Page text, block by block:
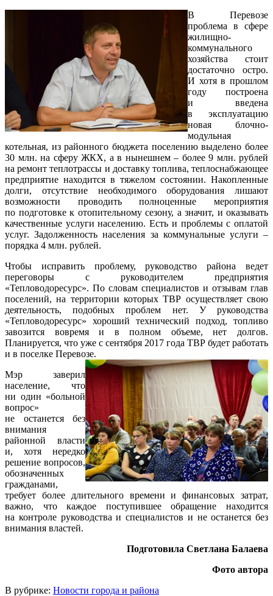
В Перевозе
проблема в сфере
жилищно-
коммунального
хозяйства стоит
достаточно остро.
И хотя в прошлом
году построена
и введена
в эксплуатацию
новая блочно-
модульная
котельная, из районного бюджета поселению выделено более
30 млн. на сферу ЖКХ, а в нынешнем – более 9 млн. рублей
на ремонт теплотрассы и доставку топлива, теплоснабжающее
предприятие находится в тяжелом состоянии. Накопленные
долги, отсутствие необходимого оборудования лишают
возможности проводить полноценные мероприятия
по подготовке к отопительному сезону, а значит, и оказывать
качественные услуги населению. Есть и проблемы с оплатой
услуг. Задолженность населения за коммунальные услуги –
порядка 4 млн. рублей.
Чтобы исправить проблему, руководство района ведет
переговоры с руководителем предприятия
«Тепловодоресурс». По словам специалистов и отзывам глав
поселений, на территории которых ТВР осуществляет свою
деятельность, подобных проблем нет. У руководства
«Тепловодоресурс» хороший технический подход, топливо
завозится вовремя и в полном объеме, нет долгов.
Планируется, что уже с сентября 2017 года ТВР будет работать
и в поселке Перевозе.
Мэр заверил
население, что
ни один «больной
вопрос»
не останется без
внимания
районной власти
и, хотя нередко
решение вопросов,
обозначенных
гражданами,
требует более длительного времени и финансовых затрат,
важно, что каждое поступившее обращение находится
на контроле руководства и специалистов и не останется без
внимания властей.
Подготовила Светлана Балаева
Фото автора
В рубрике: Новости города и района